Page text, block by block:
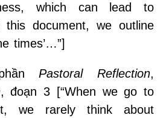
which can lead to
document, we outline
times’…”]
Pastoral Reflection,
, đoạn 3 [“When we go to
we rarely think about